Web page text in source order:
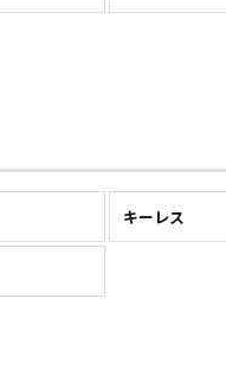
キーレス